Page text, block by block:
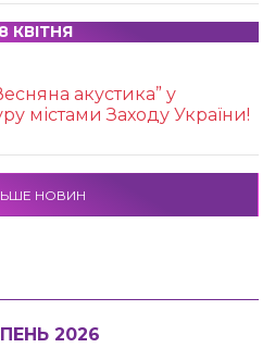
КВІТНЯ
акустика” у
містами Заходу України!
НОВИН
2026